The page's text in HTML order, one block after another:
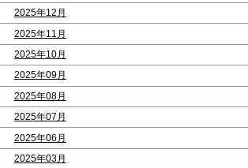
2025年12月
2025年11月
2025年10月
2025年09月
2025年08月
2025年07月
2025年06月
2025年03月